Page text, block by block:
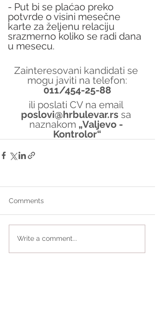
- Put bi se plaćao preko
potvrde o visini mesečne
karte za željenu relaciju
srazmerno koliko se radi dana
u mesecu.
Zainteresovani kandidati se
mogu javiti na telefon:
011/454-25-88
ili poslati CV na email
poslovi@hrbulevar.rs sa
naznakom „Valjevo -
Kontrolor“
Comments
Write a comment...